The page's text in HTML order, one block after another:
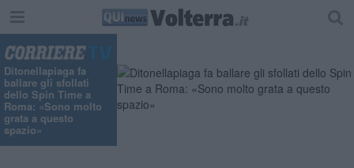
Ditonellapiaga fa
ballare gli sfollati
dello Spin Time a
Roma: «Sono molto
grata a questo
spazio»